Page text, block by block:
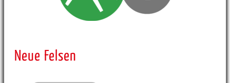
Neue Felsen